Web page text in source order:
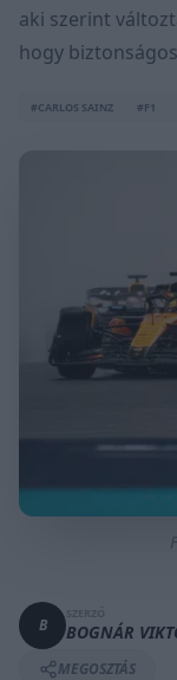
aki szerint
hogy
#CARLOS SAINZ #F1
B BOGNÁR
MEGOSZTÁS